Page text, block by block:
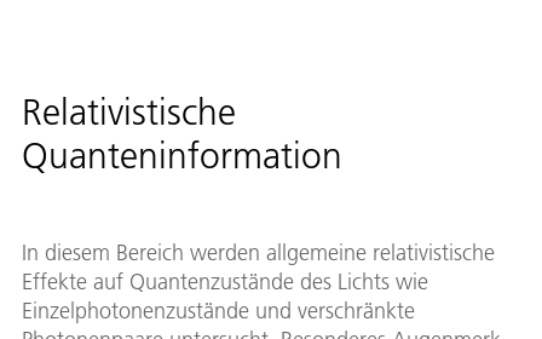
Relativistische
Quanteninformation
In diesem Bereich werden allgemeine relativistische
Effekte auf Quantenzustände des Lichts wie
Einzelphotonenzustände und verschränkte